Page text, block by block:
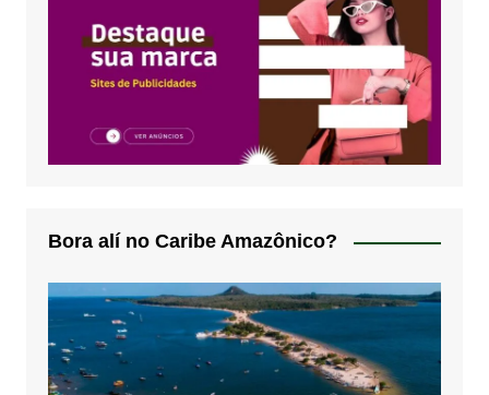
Bora alí no Caribe Amazônico?